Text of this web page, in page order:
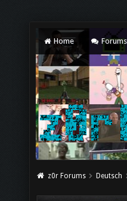
Home Forums
z0r Forums Deutsch